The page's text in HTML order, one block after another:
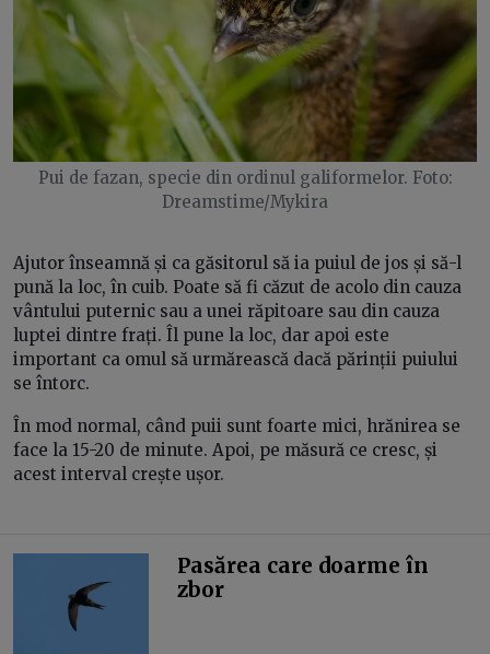
Pui de fazan, specie din ordinul galiformelor. Foto:
Dreamstime/Mykira
Ajutor înseamnă și ca găsitorul să ia puiul de jos și să-l
pună la loc, în cuib. Poate să fi căzut de acolo din cauza
vântului puternic sau a unei răpitoare sau din cauza
luptei dintre frați. Îl pune la loc, dar apoi este
important ca omul să urmărească dacă părinții puiului
se întorc.
În mod normal, când puii sunt foarte mici, hrănirea se
face la 15-20 de minute. Apoi, pe măsură ce cresc, și
acest interval crește ușor.
Pasărea care doarme în
zbor